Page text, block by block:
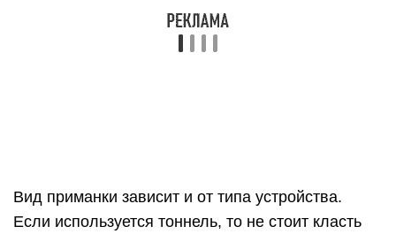
Вид приманки зависит и от типа устройства.
Если используется тоннель, то не стоит класть